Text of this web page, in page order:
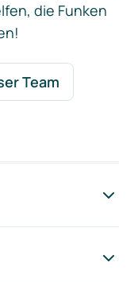
die Funken
Team